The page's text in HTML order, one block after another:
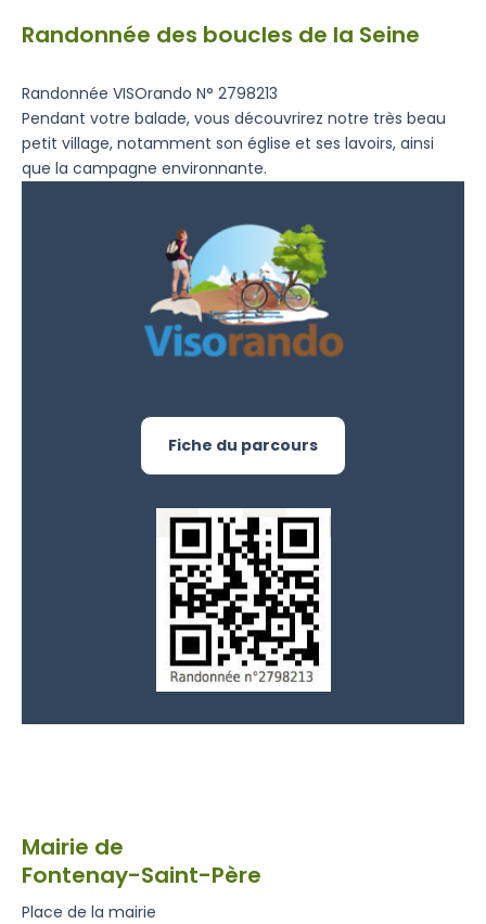
Randonnée des boucles de la Seine
Randonnée VISOrando N° 2798213
Pendant votre balade, vous découvrirez notre très beau
petit village, notamment son église et ses lavoirs, ainsi
que la campagne environnante.
Fiche du parcours
Mairie de
Fontenay-Saint-Père
Place de la mairie